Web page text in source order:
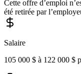
Cette offre d’emploi
été retirée par
Salaire
105 000 $ à 122 000 $